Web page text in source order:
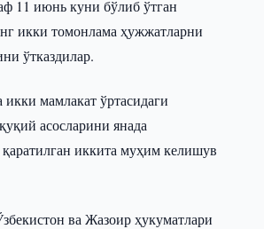
11 июнь куни бўлиб ўтган
икки томонлама ҳужжатларни
ўтказдилар.
мамлакат ўртасидаги
асосларини янада
иккита муҳим келишув
ва Жазоир ҳукуматлари